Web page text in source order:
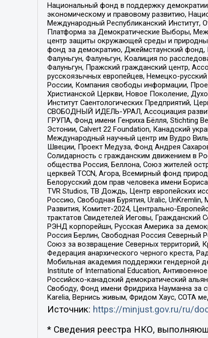
Национальный фонд в поддержку
экономическому и правовому развитию,
Международный Республиканский Институт,
Платформа за Демократические Выборы,
центр защиты окружающей среды и
фонд за демократию, Джеймстаунский фонд,
Фалуньгун, Фалуньгун, Коалиция по
Фалуньгун, Пражский гражданский центр,
русскоязычных европейцев, Немецко-
России, Компания свободы информации,
Христианской Церкви, Новое Поколение,
Институт Саентологических Предприятий,
СВОБОДНЫЙ ИДЕЛЬ-УРАЛ, Ассоциация
ГРУПА, Фонд имени Генриха Бёлля, Stichting
Эстонии, Calvert 22 Foundation, Канадский
Международный научный центр им Вудро
Швеции, Проект Медуза, Фонд Андрея
Солидарность с гражданским движением в
общества Россия, Беллона, Союз жителей
церквей TCCN, Агора, Всемирный фонд
Белорусский дом прав человека имени
TVR Studios, ТВ Дождь, Центр европейских
Россию, Свободная Бурятия, Uralic,
Развития, Комитет-2024, Центрально-
трактатов Свидетелей Иеговы, Гражданский
РЭНД корпорейшн, Русская Америка за
Россия Берлин, Свободная Россия Северный
Союз за возвращение Северных территорий,
Федерация анархического черного креста,
Мобильная академия поддержки гендерной
Institute of International Education,
Российско-канадский демократический
Свободу, Фонд имени Фридриха Науманна за
Karelia, Вернись живым, Фридом Хаус, СОТА
Источник: https://minjust.gov.ru/ru/
* Сведения реестра НКО,